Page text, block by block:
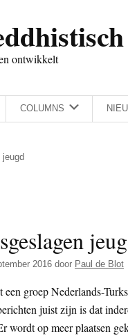
ontwikkelt
COLUMNS
jeugd
2016 door Paul de Blot
een groep Nederlands-
juist zijn is dat
wordt op meer plaatsen